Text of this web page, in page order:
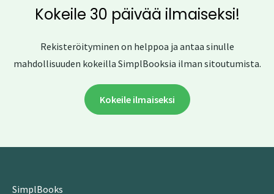
Kokeile 30 päivää ilmaiseksi!
Rekisteröityminen on helppoa ja antaa sinulle
mahdollisuuden kokeilla SimplBooksia ilman sitoutumista.
Kokeile ilmaiseksi
SimplBooks